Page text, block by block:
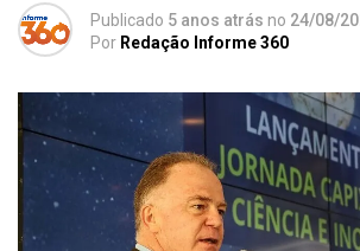
Publicado 5 anos atrás no 24/08/
Por Redação Informe 360